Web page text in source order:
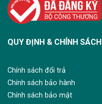
QUY ĐỊNH & CHÍNH SÁCH
Chính sách đổi trả
Chính sách bảo hành
Chính sách bảo mật